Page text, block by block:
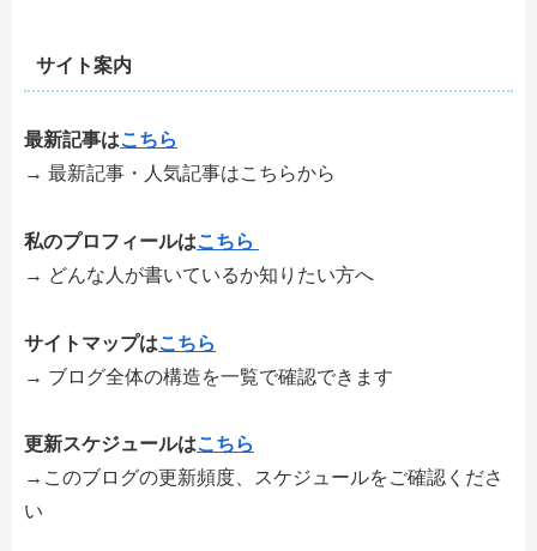
サイト案内
最新記事はこちら
→ 最新記事・人気記事はこちらから
私のプロフィールはこちら
→ どんな人が書いているか知りたい方へ
サイトマップはこちら
→ ブログ全体の構造を一覧で確認できます
更新スケジュールはこちら
→このブログの更新頻度、スケジュールをご確認くださ
い